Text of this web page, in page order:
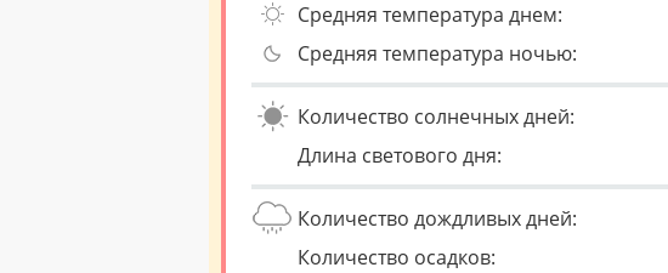
Средняя температура днем:
Средняя температура ночью:
Количество солнечных дней:
Длина светового дня:
Количество дождливых дней:
Количество осадков: